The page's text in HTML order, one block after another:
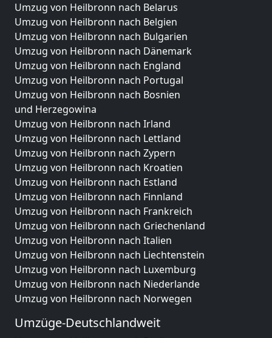
Umzug von Heilbronn nach Belarus
Umzug von Heilbronn nach Belgien
Umzug von Heilbronn nach Bulgarien
Umzug von Heilbronn nach Dänemark
Umzug von Heilbronn nach England
Umzug von Heilbronn nach Portugal
Umzug von Heilbronn nach Bosnien
und Herzegowina
Umzug von Heilbronn nach Irland
Umzug von Heilbronn nach Lettland
Umzug von Heilbronn nach Zypern
Umzug von Heilbronn nach Kroatien
Umzug von Heilbronn nach Estland
Umzug von Heilbronn nach Finnland
Umzug von Heilbronn nach Frankreich
Umzug von Heilbronn nach Griechenland
Umzug von Heilbronn nach Italien
Umzug von Heilbronn nach Liechtenstein
Umzug von Heilbronn nach Luxemburg
Umzug von Heilbronn nach Niederlande
Umzug von Heilbronn nach Norwegen
Umzüge-Deutschlandweit